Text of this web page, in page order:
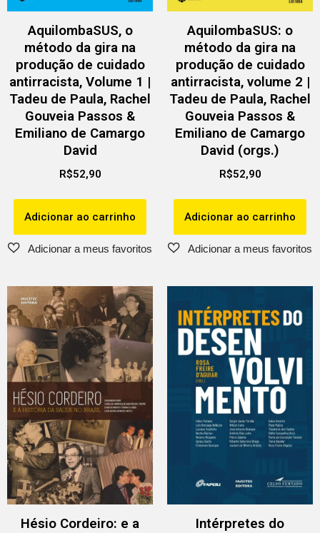
AquilombaSUS, o
método da gira na
produção de cuidado
antirracista, Volume 1 |
Tadeu de Paula, Rachel
Gouveia Passos &
Emiliano de Camargo
David
R$52,90
Adicionar ao carrinho
AquilombaSUS: o
método da gira na
produção de cuidado
antirracista, volume 2 |
Tadeu de Paula, Rachel
Gouveia Passos &
Emiliano de Camargo
David (orgs.)
R$52,90
Adicionar ao carrinho
Hésio Cordeiro: e a
Intérpretes do